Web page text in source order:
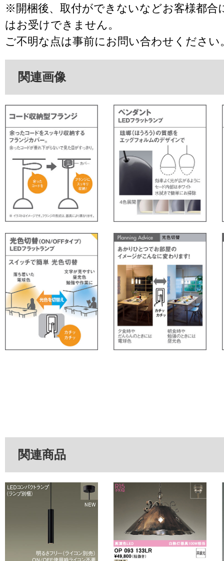
※開梱後、取付ができないなどお客様都合
はお受けできません。
ご不明な点は事前にお問い合わせください
関連画像
関連商品